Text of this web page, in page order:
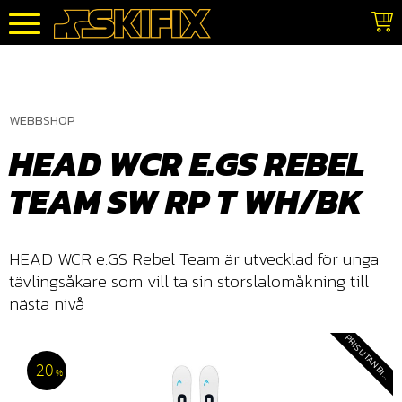
Meny
WEBBSHOP
HEAD WCR E.GS REBEL
TEAM SW RP T WH/BK
HEAD WCR e.GS Rebel Team är utvecklad för unga
tävlingsåkare som vill ta sin storslalomåkning till
nästa nivå
20 % N
G